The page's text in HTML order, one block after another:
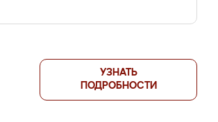
УЗНАТЬ
ПОДРОБНОСТИ